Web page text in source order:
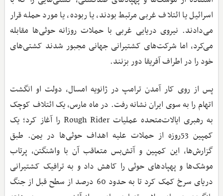
اسرائیل یا ائتلاف غربی مرتبط بودند، یا ربوده، یا مورد حمله قرار
می‌دادند. نیروی دریایی غربی با حملات روزانه حوثی‌ها مقابله
می‌کرد، اما شرکت‌های کشتیرانی جهانی مجبور شدند کشتی‌های
خود را در اطراف آفریقا دور بزنند.
پس از روی کار آمدن ترامپ در ژانویه امسال، دولت او انگشت
اتهام را به سوی ایران نشانه رفت. در ماه مارس، یک ائتلاف کوچک
به رهبری ایالات‌متحده عملیات Rough Rider را آغاز کرد؛ یک
کمپین 53‌روزه از حملات علیه اهداف حوثی‌ها در یمن. طبق
گزارش‌ها، این کمپین و آتش‌بس متعاقب آن با واشنگتن، پرتاب
موشک‌ها و پهپادهای حوثی را کاهش داد و به ترافیک کشتیرانی
دریای سرخ کمک کرد تا به حدود 60 درصد از سطح قبل از جنگ